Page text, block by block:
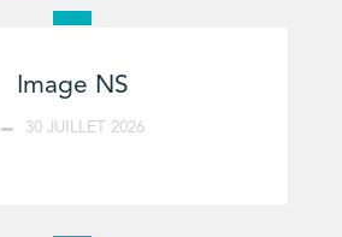
Image NS
30 JUILLET 2026